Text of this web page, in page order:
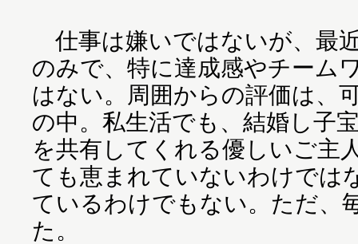
仕事は嫌いではないが、最
のみで、特に達成感やチーム
はない。周囲からの評価は、
の中。私生活でも、結婚し子
を共有してくれる優しいご主
ても恵まれていないわけでは
ているわけでもない。ただ、
た。